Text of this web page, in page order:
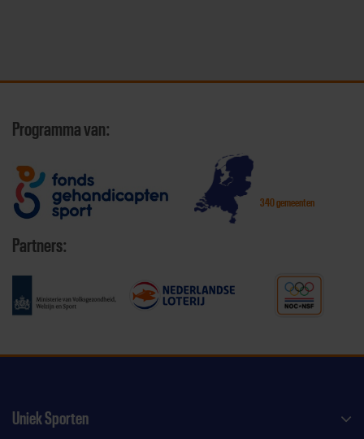
Programma van:
340 gemeenten
Partners:
Uniek Sporten